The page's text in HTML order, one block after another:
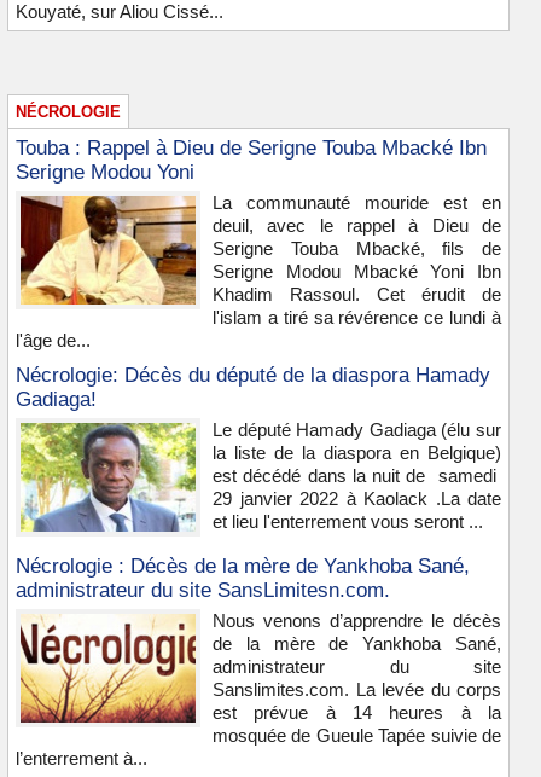
Kouyaté, sur Aliou Cissé...
NÉCROLOGIE
Touba : Rappel à Dieu de Serigne Touba Mbacké Ibn
Serigne Modou Yoni
La communauté mouride est en
deuil, avec le rappel à Dieu de
Serigne Touba Mbacké, fils de
Serigne Modou Mbacké Yoni Ibn
Khadim Rassoul. Cet érudit de
l'islam a tiré sa révérence ce lundi à
l'âge de...
Nécrologie: Décès du député de la diaspora Hamady
Gadiaga!
Le député Hamady Gadiaga (élu sur
la liste de la diaspora en Belgique)
est décédé dans la nuit de samedi
29 janvier 2022 à Kaolack .La date
et lieu l'enterrement vous seront ...
Nécrologie : Décès de la mère de Yankhoba Sané,
administrateur du site SansLimitesn.com.
Nous venons d’apprendre le décès
de la mère de Yankhoba Sané,
administrateur du site
Sanslimites.com. La levée du corps
est prévue à 14 heures à la
mosquée de Gueule Tapée suivie de
l’enterrement à...